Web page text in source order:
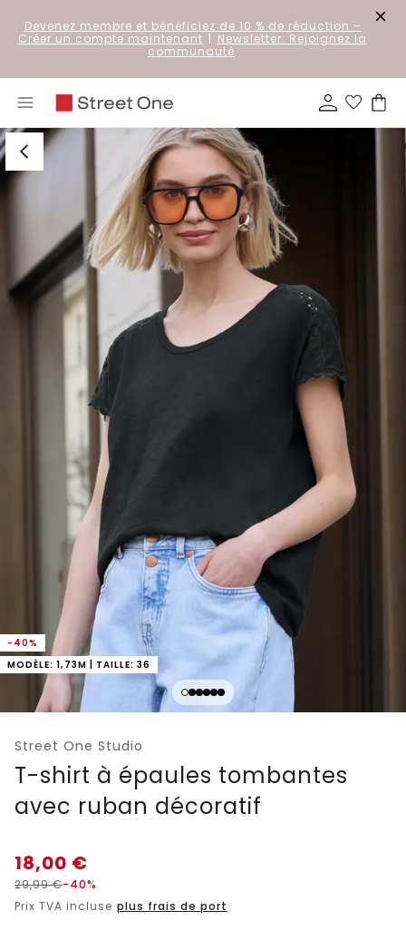
Devenez membre et bénéficiez de 10 % de réduction –
Créer un compte maintenant | Newsletter: Rejoignez la
communauté
-40%
MODÈLE: 1,73M | TAILLE: 36
Street One Studio
T-shirt à épaules tombantes
avec ruban décoratif
18,00 €
29,99€-40%
Prix TVA incluse plus frais de port